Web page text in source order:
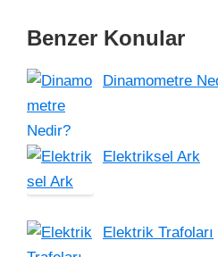
Benzer Konular
Dinamometre
Elektriksel Ark
Elektrik Trafoları